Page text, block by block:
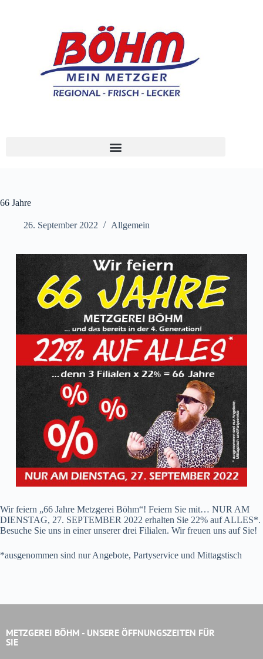
66 Jahre
26. September 2022 Allgemein
Wir feiern „66 Jahre Metzgerei Böhm“! Feiern Sie mit… NUR AM
DIENSTAG, 27. SEPTEMBER 2022 erhalten Sie 22% auf ALLES*.
Besuche Sie uns in einer unserer drei Filialen. Wir freuen uns auf Sie!
*ausgenommen sind nur Angebote, Partyservice und Mittagstisch
METZGEREI BÖHM - UNSERE ÖFFNUNGSZEITEN FÜR
SIE